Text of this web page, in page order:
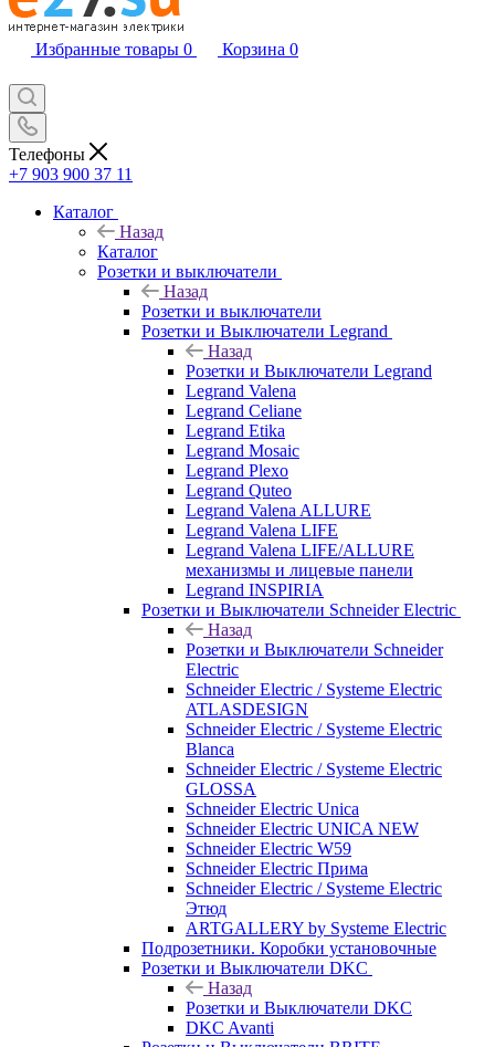
Избранные товары 0 Корзина 0
Телефоны
+7 903 900 37 11
Каталог
Назад
Каталог
Розетки и выключатели
Назад
Розетки и выключатели
Розетки и Выключатели Legrand
Назад
Розетки и Выключатели Legrand
Legrand Valena
Legrand Celiane
Legrand Etika
Legrand Mosaic
Legrand Plexo
Legrand Quteo
Legrand Valena ALLURE
Legrand Valena LIFE
Legrand Valena LIFE/ALLURE
механизмы и лицевые панели
Legrand INSPIRIA
Розетки и Выключатели Schneider Electric
Назад
Розетки и Выключатели Schneider
Electric
Schneider Electric / Systeme Electric
ATLASDESIGN
Schneider Electric / Systeme Electric
Blanca
Schneider Electric / Systeme Electric
GLOSSA
Schneider Electric Unica
Schneider Electric UNICA NEW
Schneider Electric W59
Schneider Electric Прима
Schneider Electric / Systeme Electric
Этюд
ARTGALLERY by Systeme Electric
Подрозетники. Коробки установочные
Розетки и Выключатели DKC
Назад
Розетки и Выключатели DKC
DKC Avanti